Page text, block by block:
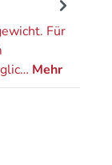
Für
Mehr